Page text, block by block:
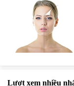
Lượt xem nhiều